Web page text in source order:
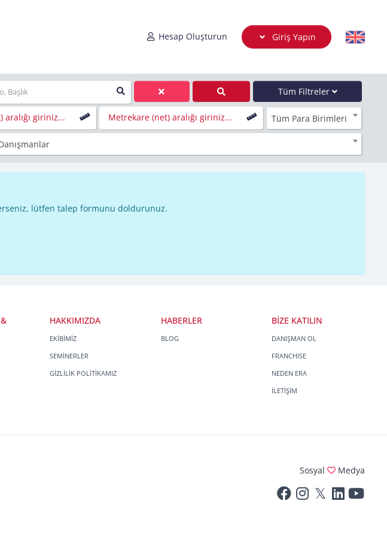
Hesap Oluşturun Giriş Yapın
Tüm Filtreler
giriniz... Metrekare (net) aralığı giriniz... Tüm Para Birimleri
lütfen talep formunu doldurunuz.
HAKKIMIZDA
EKİBİMİZ
SEMİNERLER
GİZLİLİK POLİTİKAMIZ
HABERLER
BLOG
BİZE KATILIN
DANIŞMAN OL
FRANCHISE
NEDEN ERA
İLETİŞİM
Sosyal Medya